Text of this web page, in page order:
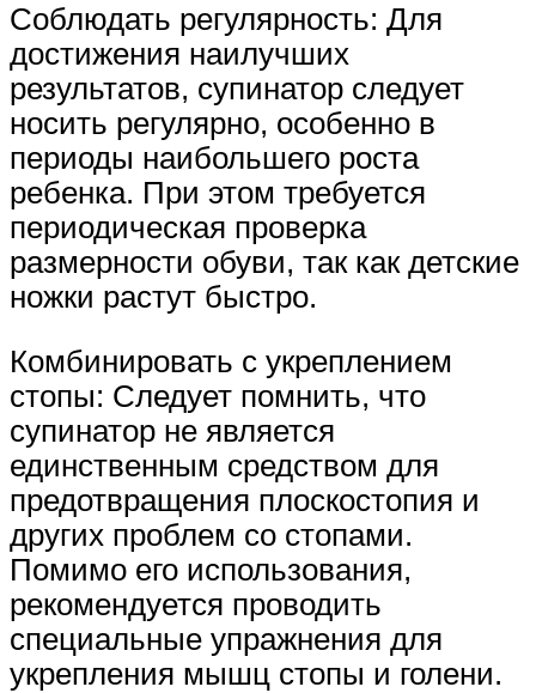
Соблюдать регулярность: Для
достижения наилучших
результатов, супинатор следует
носить регулярно, особенно в
периоды наибольшего роста
ребенка. При этом требуется
периодическая проверка
размерности обуви, так как детские
ножки растут быстро.
Комбинировать с укреплением
стопы: Следует помнить, что
супинатор не является
единственным средством для
предотвращения плоскостопия и
других проблем со стопами.
Помимо его использования,
рекомендуется проводить
специальные упражнения для
укрепления мышц стопы и голени.